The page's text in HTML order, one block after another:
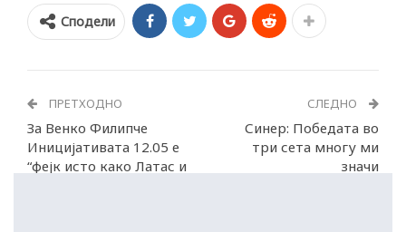
Сподели
ПРЕТХОДНО
За Венко Филипче
Иницијативата 12.05 е
“фејк исто како Латас и
СЛЕДНО
Синер: Победата во
три сета многу ми
значи